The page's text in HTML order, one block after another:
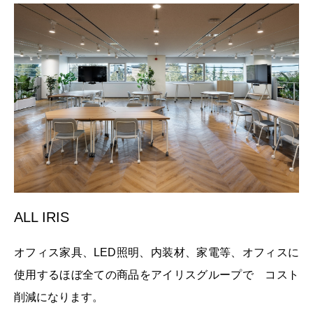
ALL IRIS
オフィス家具、LED照明、内装材、家電等、オフィスに
使用するほぼ全ての商品をアイリスグループで コスト
削減になります。